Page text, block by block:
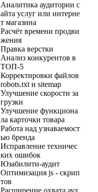
Аналитика аудитории с
айта услуг или интерне
т магазина
Расчёт времени продви
жения
Правка верстки
Анализ конкурентов в
ТОП-5
Корректировки файлов
robots.txt и sitemap
Улучшение скорости за
грузки
Улучшение функциона
ла карточки товара
Работа над узнаваемост
ью бренда
Исправление техничес
ких ошибок
Юзабилити-аудит
Оптимизация js - скрип
тов